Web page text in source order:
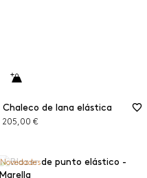
Chaleco de lana elástica
205,00 €
Novedades